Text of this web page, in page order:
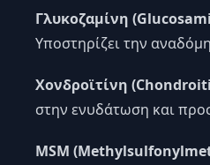
Γλυκοζαμίνη
Υποστηρίζει την
Χονδροϊτίνη
στην ενυδάτωση και
MSM